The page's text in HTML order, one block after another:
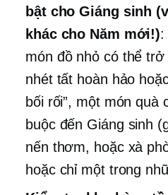
bật cho Giáng sinh
khác cho Năm mới!):
món đồ nhỏ có thể
nhét tất hoàn hảo
bối rối”, một món quà
buộcđến Giáng sinh
nến thơm, hoặc xà
hoặc chỉ một trong